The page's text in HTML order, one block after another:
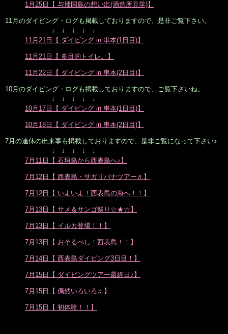
1月25日【 与那国島の想い出(酒造所見学)】
11月のダイビング・ログも掲載しておりますので、是非ご覧下さい。
↓ ↓ ↓ ↓ ↓
11月21日【 ダイビング in 串本(1日目)】
11月21日【 多目的トイレ。】
11月22日【 ダイビング in 串本(2日目)】
10月のダイビング・ログも掲載しておりますので、ご覧下さいね。
↓ ↓ ↓ ↓ ↓
10月17日【 ダイビング in 串本(1日目)】
10月18日【 ダイビング in 串本(2日目)】
7月の連休の出来事も掲載しておりますので、是非ご覧になって下さい♪
↓ ↓ ↓ ↓ ↓
7月11日【 石垣島から西表島へ♪】
7月12日【 西表島・サガリバナツアー♬】
7月12日【 いよいよ！西表島の海へ！！】
7月13日【 サメ＆サンゴ祭り☆★☆】
7月13日【 イルカ登場！！】
7月13日【 おそるべし！西表島！！】
7月14日【 西表島ダイビング3日目！】
7月15日【 ダイビングツアー最終日♪】
7月15日【 偶然いろいろ♬】
7月15日【 初体験！！】